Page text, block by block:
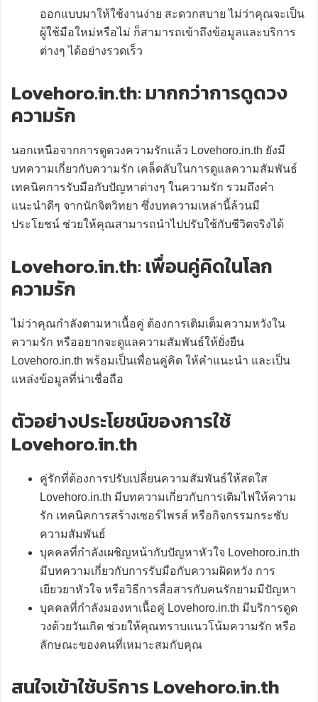
ออกแบบมาให้ใช้งานง่าย สะดวกสบาย ไม่ว่าคุณจะเป็น
ผู้ใช้มือใหม่หรือไม่ ก็สามารถเข้าถึงข้อมูลและบริการ
ต่างๆ ได้อย่างรวดเร็ว
Lovehoro.in.th: มากกว่าการดูดวง
ความรัก
นอกเหนือจากการดูดวงความรักแล้ว Lovehoro.in.th ยังมี
บทความเกี่ยวกับความรัก เคล็ดลับในการดูแลความสัมพันธ์
เทคนิคการรับมือกับปัญหาต่างๆ ในความรัก รวมถึงคำ
แนะนำดีๆ จากนักจิตวิทยา ซึ่งบทความเหล่านี้ล้วนมี
ประโยชน์ ช่วยให้คุณสามารถนำไปปรับใช้กับชีวิตจริงได้
Lovehoro.in.th: เพื่อนคู่คิดในโลก
ความรัก
ไม่ว่าคุณกำลังตามหาเนื้อคู่ ต้องการเติมเต็มความหวังใน
ความรัก หรืออยากจะดูแลความสัมพันธ์ให้ยั่งยืน
Lovehoro.in.th พร้อมเป็นเพื่อนคู่คิด ให้คำแนะนำ และเป็น
แหล่งข้อมูลที่น่าเชื่อถือ
ตัวอย่างประโยชน์ของการใช้
Lovehoro.in.th
คู่รักที่ต้องการปรับเปลี่ยนความสัมพันธ์ให้สดใส
Lovehoro.in.th มีบทความเกี่ยวกับการเติมไฟให้ความ
รัก เทคนิคการสร้างเซอร์ไพรส์ หรือกิจกรรมกระชับ
ความสัมพันธ์
บุคคลที่กำลังเผชิญหน้ากับปัญหาหัวใจ Lovehoro.in.th
มีบทความเกี่ยวกับการรับมือกับความผิดหวัง การ
เยียวยาหัวใจ หรือวิธีการสื่อสารกับคนรักยามมีปัญหา
บุคคลที่กำลังมองหาเนื้อคู่ Lovehoro.in.th มีบริการดูด
วงด้วยวันเกิด ช่วยให้คุณทราบแนวโน้มความรัก หรือ
ลักษณะของคนที่เหมาะสมกับคุณ
สนใจเข้าใช้บริการ Lovehoro.in.th